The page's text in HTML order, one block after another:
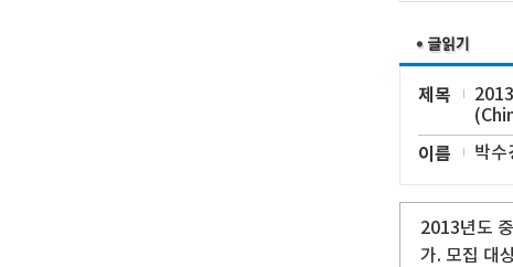
제목
이름 박수
2013년도
가. 모집 대